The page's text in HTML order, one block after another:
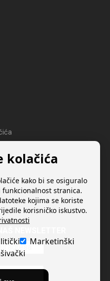
kolačića
kako bi se osiguralo
stranica.
kojima se koriste
korisničko iskustvo.
Marketinški